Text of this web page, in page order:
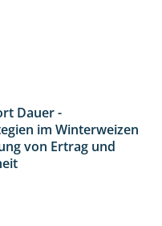
5:10
Dauer -
im Winterweizen
von Ertrag und